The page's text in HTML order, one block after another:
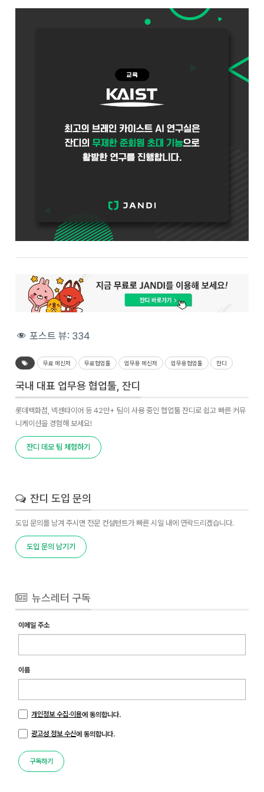
포스트 뷰: 334
무료 메신저 무료협업툴 업무용 메신저 업무용협업툴 잔디
국내 대표 업무용 협업툴, 잔디
롯데백화점, 넥센타이어 등 42만+ 팀이 사용 중인 협업툴 잔디로 쉽고 빠른 커뮤
니케이션을 경험해 보세요!
잔디 데모 팀 체험하기
잔디 도입 문의
도입 문의를 남겨 주시면 전문 컨설턴트가 빠른 시일 내에 연락드리겠습니다.
도입 문의 남기기
뉴스레터 구독
이메일 주소
이름
개인정보 수집·이용에 동의합니다.
광고성 정보 수신에 동의합니다.
구독하기